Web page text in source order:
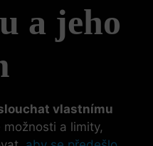
a jeho
vlastnímu
a limity,